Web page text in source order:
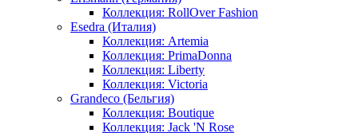
Коллекция: RollOver Fashion
Esedra (Италия)
Коллекция: Artemia
Коллекция: PrimaDonna
Коллекция: Liberty
Коллекция: Victoria
Grandeco (Бельгия)
Коллекция: Boutique
Коллекция: Jack 'N Rose